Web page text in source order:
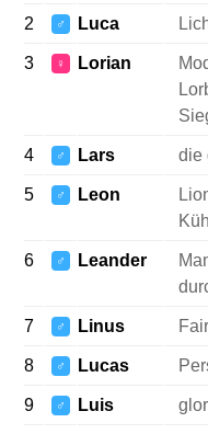
2 ♂ Luca
3 ♀ Lorian
4 ♂ Lars die
5 ♂ Leon
6 ♂ Leander
7 ♂ Linus
8 ♂ Lucas
9 ♂ Luis